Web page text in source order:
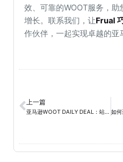
效、可靠的WOOT服务，助
增长。联系我们，让Frual
作伙伴，一起实现卓越的亚
上一篇
亚马逊WOOT DAILY DEAL：站外秒杀的卖家报名指南